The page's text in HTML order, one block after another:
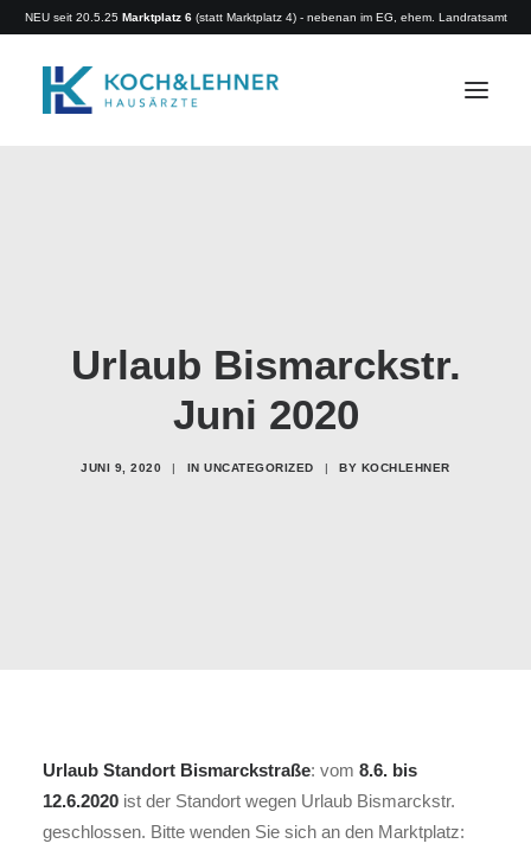
NEU seit 20.5.25 Marktplatz 6(statt Marktplatz 4) - nebenan im EG, ehem. Landratsamt
Rückruf
Urlaub Bismarckstr.
Juni 2020
JUNI 9, 2020 | INUNCATEGORIZED | BY KOCHLEHNER
Urlaub Standort Bismarckstraße: vom 8.6. bis
12.6.2020 ist der Standort wegen Urlaub Bismarckstr.
geschlossen. Bitte wenden Sie sich an den Marktplatz: